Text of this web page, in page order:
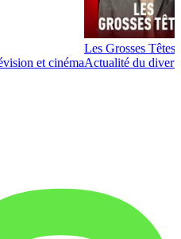
et cinéma
Les Grosses Têtes
Actualité du